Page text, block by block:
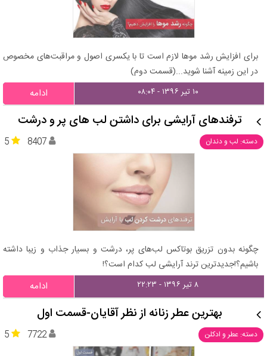
برای افزایش رشد موها لازم است تا با یکسری اصول و مراقبت‌های مخصوص
در این زمینه آشنا شوید...(قسمت دوم)
۱۰ تیر ۱۳۹۶ - ۰۸:۰۴ ادامه
ترفندهای آرایشی برای داشتن لب های پر و درشت
دسته: لب و دندان 5 8407
چگونه بدون تزریق بوتاکس لب‌های پر، درشت و بسیار جذاب و زیبا داشته
باشیم؟!جدیدترین ترند آرایشی لب کدام است؟!
۸ تیر ۱۳۹۶ - ۲۲:۲۳ ادامه
بهترین عطر زنانه از نظر آقایان-قسمت اول
دسته: عطر و ادکلن 5 7722